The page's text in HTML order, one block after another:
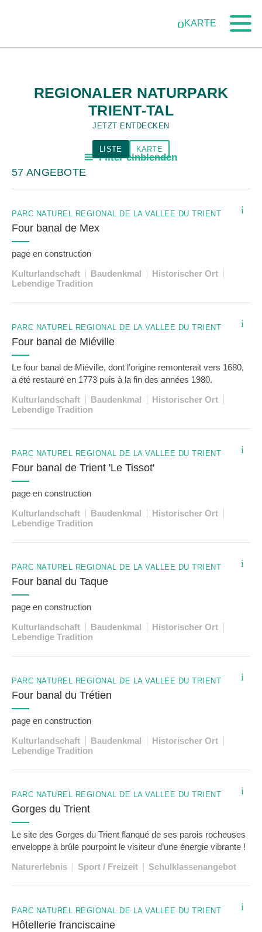
Schweizer
KARTE
REGIONALER NATURPARK
TRIENT-TAL
JETZT ENTDECKEN
a Filter einblenden
LISTE KARTE
57 ANGEBOTE
i
PARC NATUREL RÉGIONAL DE LA VALLÉE DU TRIENT
Four banal de Mex
page en construction
Kulturlandschaft Baudenkmal
Historischer Ort
Lebendige Tradition
i
PARC NATUREL RÉGIONAL DE LA VALLÉE DU TRIENT
Four banal de Miéville
Le four banal de Miéville, dont l’origine remonterait vers 1680,
a été restauré en 1773 puis à la fin des années 1980.
Kulturlandschaft Baudenkmal
Historischer Ort
Lebendige Tradition
i
PARC NATUREL RÉGIONAL DE LA VALLÉE DU TRIENT
Four banal de Trient 'Le Tissot'
page en construction
Kulturlandschaft Baudenkmal
Historischer Ort
Lebendige Tradition
i
PARC NATUREL RÉGIONAL DE LA VALLÉE DU TRIENT
Four banal du Taque
page en construction
Kulturlandschaft Baudenkmal
Historischer Ort
Lebendige Tradition
i
PARC NATUREL RÉGIONAL DE LA VALLÉE DU TRIENT
Four banal du Trétien
page en construction
Kulturlandschaft Baudenkmal
Historischer Ort
Lebendige Tradition
i
PARC NATUREL RÉGIONAL DE LA VALLÉE DU TRIENT
Gorges du Trient
Le site des Gorges du Trient flanqué de ses parois rocheuses
enveloppe à brûle pourpoint le visiteur d’une énergie vibrante !
Naturerlebnis Sport / Freizeit Schulklassenangebot
i
PARC NATUREL RÉGIONAL DE LA VALLÉE DU TRIENT
Hôtellerie franciscaine